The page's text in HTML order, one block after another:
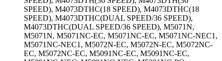
SPEED), M4073DTHC(18 SPEED), M4073DTHC(18
SPEED), M4073DTHC(DUAL SPEED/36 SPEED),
M4073DTHC(DUAL SPEED/36 SPEED), M5071N,
M5071N, M5071NC-EC, M5071NC-EC, M5071NC-NEC1,
M5071NC-NEC1, M5072N-EC, M5072N-EC, M5072NC-
EC, M5072NC-EC, M5091NC-EC, M5091NC-EC,